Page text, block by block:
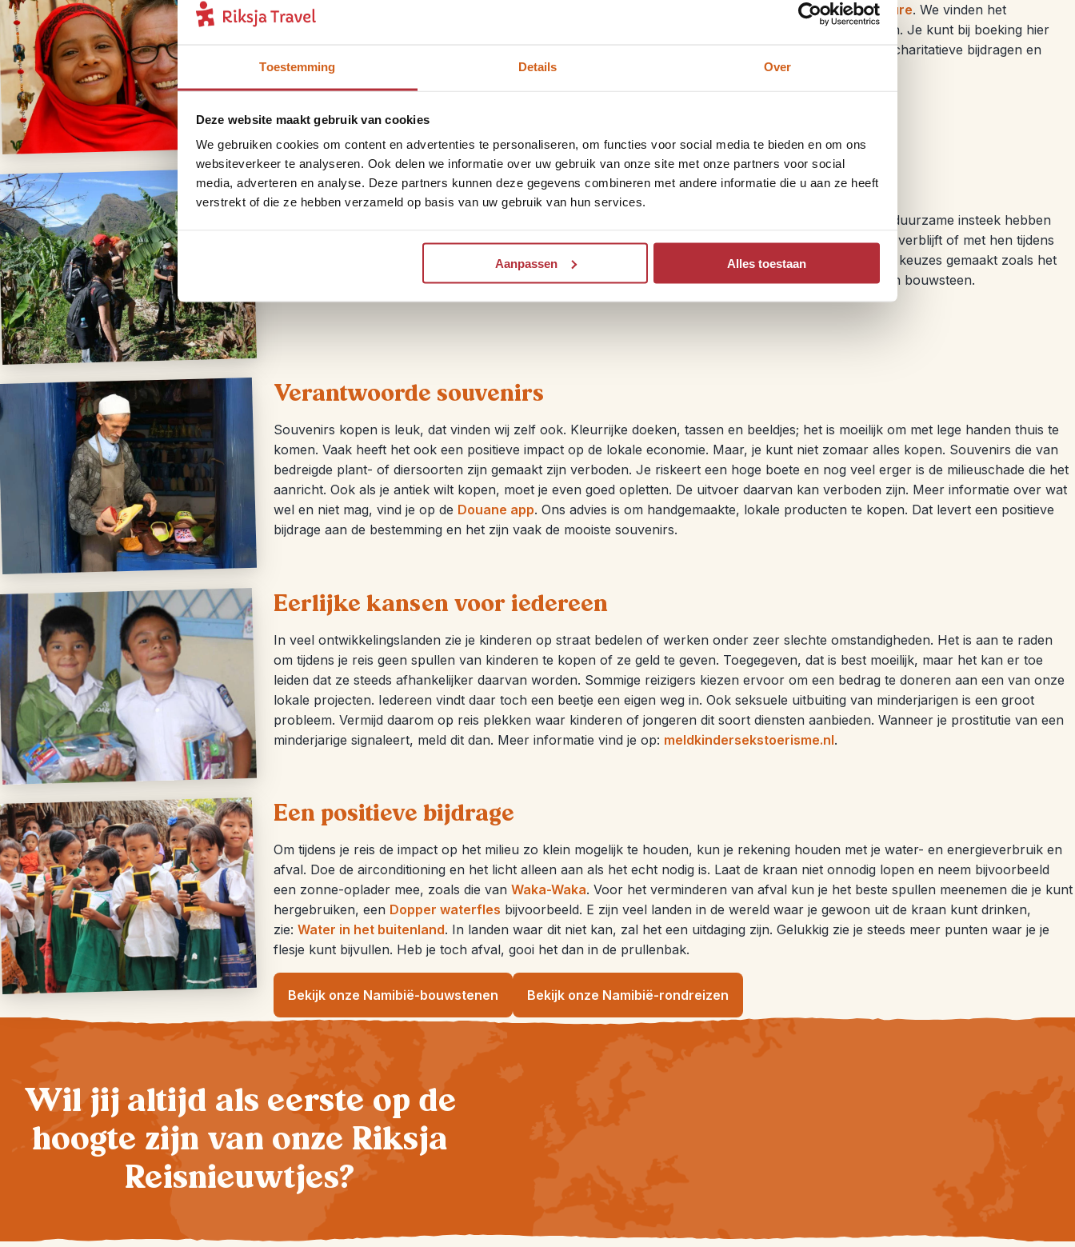
Toestemming Details Over
Deze website maakt gebruik van cookies
We gebruiken cookies om content en advertenties te personaliseren, om functies voor social media te bieden en om ons
websiteverkeer te analyseren. Ook delen we informatie over uw gebruik van onze site met onze partners voor social
media, adverteren en analyse. Deze partners kunnen deze gegevens combineren met andere informatie die u aan ze heeft
verstrekt of die ze hebben verzameld op basis van uw gebruik van hun services.
Aanpassen Alles toestaan
Op een groot aantal van onze bestemmingen ondersteunen wij lokale projecten via stichtingSoulventure. We vinden het
vanzelfsprekend om iets terug te doen voor de lokale bevolking van de landen waar we naartoe reizen. Je kunt bij boeking hier
een bijdrage aan leveren door een donatie te doen van €12,-. Uiteraard respecteren we het ook als je charitatieve bijdragen en
reizen gescheiden wilt houden.
Duurzame bouwstenen wereldwijd
Op de meeste bestemmingen bieden we een of meerdere bouwstenen aan waar we bewust voor een duurzame insteek hebben
gekozen. Bijvoorbeeld door ontmoetingen met de lokale bevolking wanneer je bij hen in een homestay verblijft of met hen tijdens
een excursie op pad gaat. Maar ook voor de andere bouwstenen hebben we bewuste, verantwoorde, keuzes gemaakt zoals het
vervoer per lokale bus. Tijdens je Namibië reis isDamaraland rhinotrekkingeen voorbeeld van zo een bouwsteen.
Verantwoorde souvenirs
Souvenirs kopen is leuk, dat vinden wij zelf ook. Kleurrijke doeken, tassen en beeldjes; het is moeilijk om met lege handen thuis te
komen. Vaak heeft het ook een positieve impact op de lokale economie. Maar, je kunt niet zomaar alles kopen. Souvenirs die van
bedreigde plant- of diersoorten zijn gemaakt zijn verboden. Je riskeert een hoge boete en nog veel erger is de milieuschade die het
aanricht. Ook als je antiek wilt kopen, moet je even goed opletten. De uitvoer daarvan kan verboden zijn. Meer informatie over wat
wel en niet mag, vind je op de Douane app. Ons advies is om handgemaakte, lokale producten te kopen. Dat levert een positieve
bijdrage aan de bestemming en het zijn vaak de mooiste souvenirs.
Eerlijke kansen voor iedereen
In veel ontwikkelingslanden zie je kinderen op straat bedelen of werken onder zeer slechte omstandigheden. Het is aan te raden
om tijdens je reis geen spullen van kinderen te kopen of ze geld te geven. Toegegeven, dat is best moeilijk, maar het kan er toe
leiden dat ze steeds afhankelijker daarvan worden. Sommige reizigers kiezen ervoor om een bedrag te doneren aan een van onze
lokale projecten. Iedereen vindt daar toch een beetje een eigen weg in. Ook seksuele uitbuiting van minderjarigen is een groot
probleem. Vermijd daarom op reis plekken waar kinderen of jongeren dit soort diensten aanbieden. Wanneer je prostitutie van een
minderjarige signaleert, meld dit dan. Meer informatie vind je op: meldkindersekstoerisme.nl.
Een positieve bijdrage
Om tijdens je reis de impact op het milieu zo klein mogelijk te houden, kun je rekening houden met je water- en energieverbruik en
afval. Doe de airconditioning en het licht alleen aan als het echt nodig is. Laat de kraan niet onnodig lopen en neem bijvoorbeeld
een zonne-oplader mee, zoals die van Waka-Waka. Voor het verminderen van afval kun je het beste spullen meenemen die je kunt
hergebruiken, een Dopper waterfles bijvoorbeeld. E zijn veel landen in de wereld waar je gewoon uit de kraan kunt drinken,
zie: Water in het buitenland. In landen waar dit niet kan, zal het een uitdaging zijn. Gelukkig zie je steeds meer punten waar je je
flesje kunt bijvullen. Heb je toch afval, gooi het dan in de prullenbak.
Bekijk onze Namibië-bouwstenen Bekijk onze Namibië-rondreizen
Wil jij altijd als eerste op de
hoogte zijn van onze Riksja
Reisnieuwtjes?